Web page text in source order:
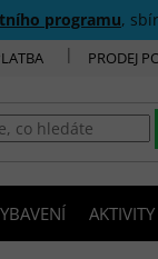
programu,
PRODEJ
AKTIVITY